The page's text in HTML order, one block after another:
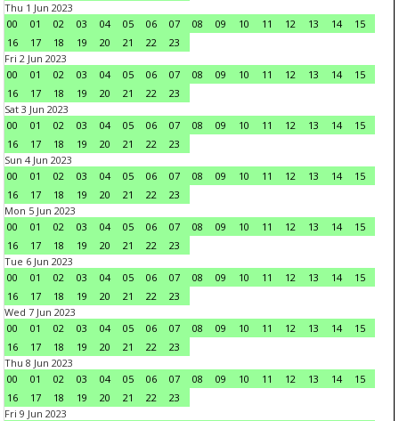
Thu 1 Jun 2023
00
01 02 03 04 05 06 07 08 09 10 11 12 13 14
15
16
17 18 19 20 21 22
23
Fri 2 Jun 2023
00
01 02 03 04 05 06 07 08 09 10 11 12 13 14
15
16
17 18 19 20 21 22
23
Sat 3 Jun 2023
00
01 02 03 04 05 06 07 08 09 10 11 12 13 14
15
16
17 18 19 20 21 22
23
Sun 4 Jun 2023
00
01 02 03 04 05 06 07 08 09 10 11 12 13 14
15
16
17 18 19 20 21 22
23
Mon 5 Jun 2023
00
01 02 03 04 05 06 07 08 09 10 11 12 13 14
15
16
17 18 19 20 21 22
23
Tue 6 Jun 2023
00
01 02 03 04 05 06 07 08 09 10 11 12 13 14
15
16
17 18 19 20 21 22
23
Wed 7 Jun 2023
00
01 02 03 04 05 06 07 08 09 10 11 12 13 14
15
16
17 18 19 20 21 22
23
Thu 8 Jun 2023
00
01 02 03 04 05 06 07 08 09 10 11 12 13 14
15
16
17 18 19 20 21 22
23
Fri 9 Jun 2023